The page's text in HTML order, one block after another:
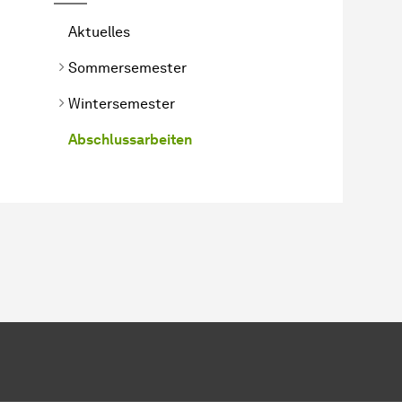
Aktuelles
Sommersemester
Wintersemester
Abschlussarbeiten